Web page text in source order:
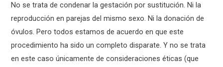
No se trata de condenar la gestación por sustitución. Ni la
reproducción en parejas del mismo sexo. Ni la donación de
óvulos. Pero todos estamos de acuerdo en que este
procedimiento ha sido un completo disparate. Y no se trata
en este caso únicamente de consideraciones éticas (que